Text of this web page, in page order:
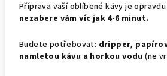
Příprava vaší oblíbené kávy je opravdu
nezabere vám víc jak 4-6 minut.
Budete potřebovat: dripper,
namletou kávu a horkou vodu (ne